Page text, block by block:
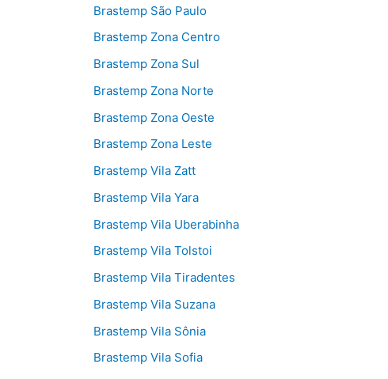
Brastemp São Paulo
Brastemp Zona Centro
Brastemp Zona Sul
Brastemp Zona Norte
Brastemp Zona Oeste
Brastemp Zona Leste
Brastemp Vila Zatt
Brastemp Vila Yara
Brastemp Vila Uberabinha
Brastemp Vila Tolstoi
Brastemp Vila Tiradentes
Brastemp Vila Suzana
Brastemp Vila Sônia
Brastemp Vila Sofia